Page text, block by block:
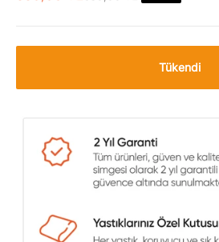
Tükendi